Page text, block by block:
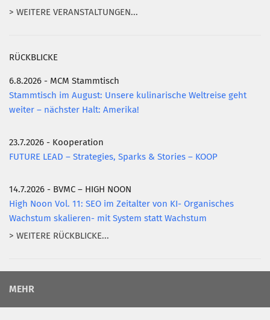
> WEITERE VERANSTALTUNGEN...
RÜCKBLICKE
6.8.2026 - MCM Stammtisch
Stammtisch im August: Unsere kulinarische Weltreise geht
weiter – nächster Halt: Amerika!
23.7.2026 - Kooperation
FUTURE LEAD – Strategies, Sparks & Stories – KOOP
14.7.2026 - BVMC – HIGH NOON
High Noon Vol. 11: SEO im Zeitalter von KI- Organisches
Wachstum skalieren- mit System statt Wachstum
> WEITERE RÜCKBLICKE...
MEHR